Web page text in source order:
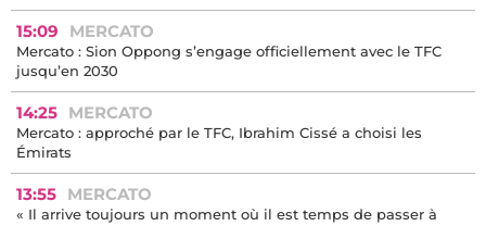
15:09 MERCATO
Mercato : Sion Oppong s’engage officiellement avec le TFC
jusqu’en 2030
14:25 MERCATO
Mercato : approché par le TFC, Ibrahim Cissé a choisi les
Émirats
13:55 MERCATO
« Il arrive toujours un moment où il est temps de passer à